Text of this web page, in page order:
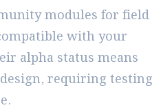
modules for field
with your
alpha status means
requiring testing